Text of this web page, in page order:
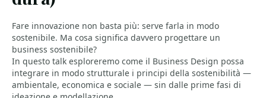
Fare innovazione non basta più: serve farla in modo
sostenibile. Ma cosa significa davvero progettare un
business sostenibile?
In questo talk esploreremo come il Business Design possa
integrare in modo strutturale i principi della sostenibilità —
ambientale, economica e sociale — sin dalle prime fasi di